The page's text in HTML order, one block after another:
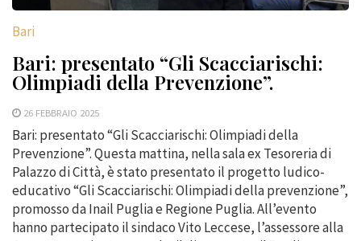
Bari
Bari: presentato “Gli Scacciarischi:
Olimpiadi della Prevenzione”.
26 FEBBRAIO 2025
Bari: presentato “Gli Scacciarischi: Olimpiadi della
Prevenzione”. Questa mattina, nella sala ex Tesoreria di
Palazzo di Città, è stato presentato il progetto ludico-
educativo “Gli Scacciarischi: Olimpiadi della prevenzione”,
promosso da Inail Puglia e Regione Puglia. All’evento
hanno partecipato il sindaco Vito Leccese, l’assessore alla